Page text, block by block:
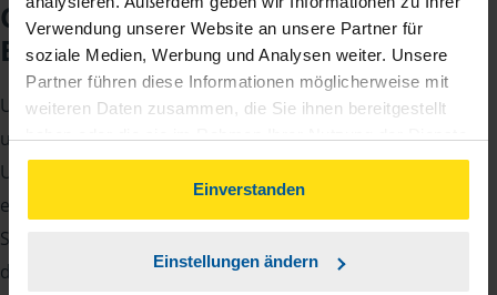
Verwendung unserer Website an unsere Partner für
soziale Medien, Werbung und Analysen weiter. Unsere
Partner führen diese Informationen möglicherweise mit
weiteren Daten zusammen, die Sie ihnen bereitgestellt
gesammelt haben. Indem Sie auf Einverstanden klicken,
können Sie der Verwendung von Cookies, gemäß
unserer
Einverstanden
Einstellungen ändern
Checkliste für Ihr
Beratungsgespräch
Um Ihre Steuererklärung erstellen zu können, benötigen
unsere Beraterinnen und Berater eine Reihe von
Unterlagen von Ihnen. Dazu gehört beispielsweise die
elektronische Lohnsteuerbescheinigung, Ihre
Steueridentifikationsnummer, der Rentenbescheid oder
die Bescheinigung über das Kindergeld.